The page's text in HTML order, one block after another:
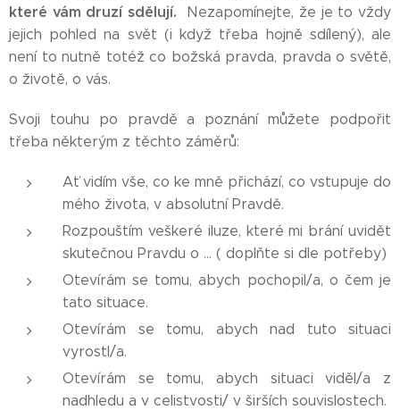
které vám druzí sdělují. Nezapomínejte, že je to vždy
jejich pohled na svět (i když třeba hojně sdílený), ale
není to nutně totéž co božská pravda, pravda o světě,
o životě, o vás.
Svoji touhu po pravdě a poznání můžete podpořit
třeba některým z těchto záměrů:
Ať vidím vše, co ke mně přichází, co vstupuje do
mého života, v absolutní Pravdě.
Rozpouštím veškeré iluze, které mi brání uvidět
skutečnou Pravdu o ... ( doplňte si dle potřeby)
Otevírám se tomu, abych pochopil/a, o čem je
tato situace.
Otevírám se tomu, abych nad tuto situaci
vyrostl/a.
Otevírám se tomu, abych situaci viděl/a z
nadhledu a v celistvosti/ v širších souvislostech.